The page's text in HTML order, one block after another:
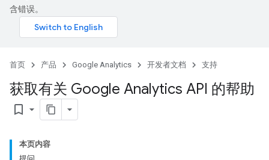
含错误。
首页 产品 Google Analytics 开发者文档 支持
获取有关 Google Analytics API 的帮助
bookmark_border
本页内容